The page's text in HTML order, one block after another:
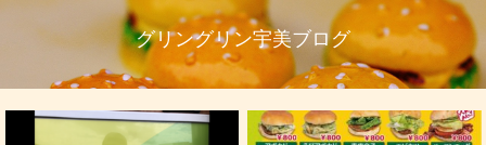
グリングリン宇美ブログ